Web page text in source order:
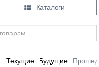
 Каталоги
Текущие Будущие